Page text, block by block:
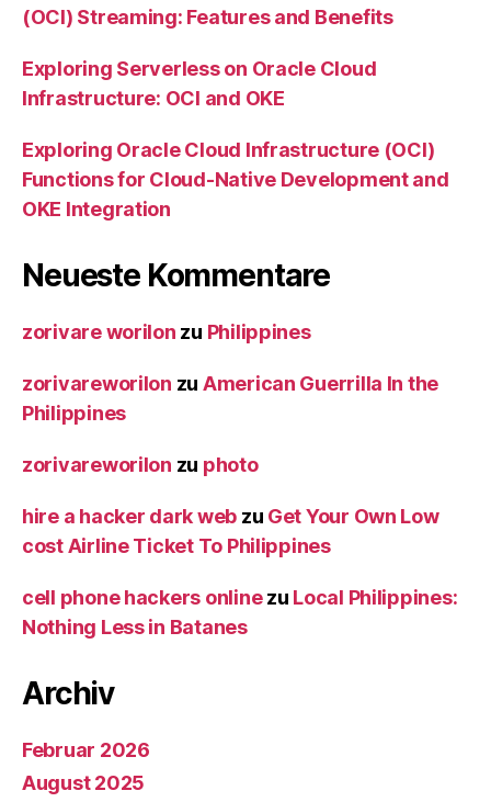
(OCI) Streaming: Features and Benefits
Exploring Serverless on Oracle Cloud
Infrastructure: OCI and OKE
Exploring Oracle Cloud Infrastructure (OCI)
Functions for Cloud-Native Development and
OKE Integration
Neueste Kommentare
zorivare worilon zu Philippines
zorivareworilon zu American Guerrilla In the
Philippines
zorivareworilon zu photo
hire a hacker dark web zu Get Your Own Low
cost Airline Ticket To Philippines
cell phone hackers onlinezu Local Philippines:
Nothing Less in Batanes
Archiv
Februar 2026
August 2025